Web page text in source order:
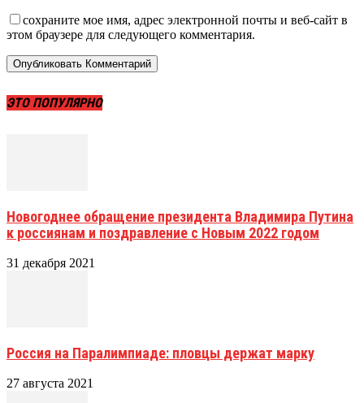
сохраните мое имя, адрес электронной почты и веб-сайт в
этом браузере для следующего комментария.
ЭТО ПОПУЛЯРНО
Новогоднее обращение президента Владимира Путина
к россиянам и поздравление с Новым 2022 годом
31 декабря 2021
Россия на Паралимпиаде: пловцы держат марку
27 августа 2021